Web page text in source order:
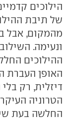
הילוכים
של תיבת
מהמקום, אבל
ונעימה.
ההילוכים
האופן העברת
דיזלית, רק
הטרוניה
החלשה בעת